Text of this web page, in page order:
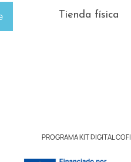
Tienda física
PROGRAMA KIT DIGITAL